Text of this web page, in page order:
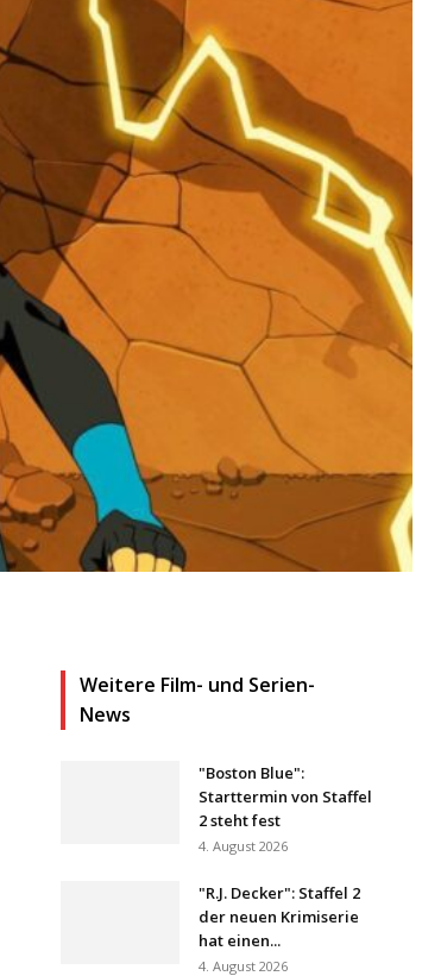
Weitere Film- und Serien-
News
"Boston Blue":
Starttermin von Staffel
2 steht fest
4. August 2026
"R.J. Decker": Staffel 2
der neuen Krimiserie
hat einen...
4. August 2026